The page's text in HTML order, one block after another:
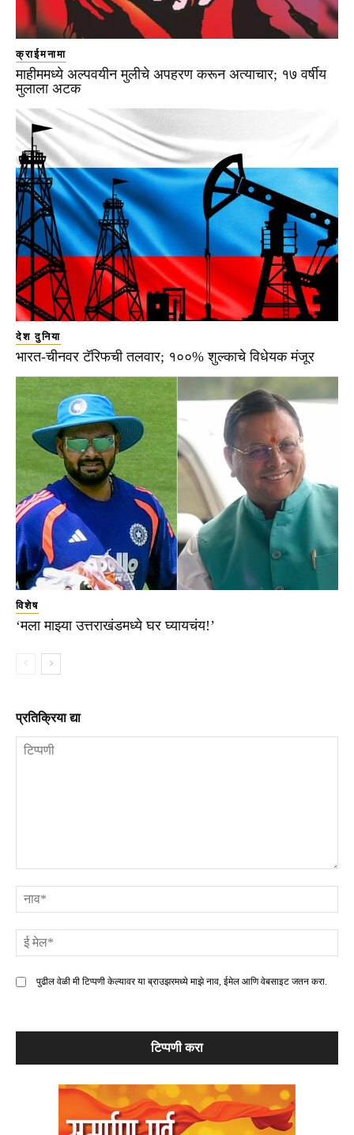
क्राईमनामा
माहीममध्ये अल्पवयीन मुलीचे अपहरण करून अत्याचार; १७ वर्षीय
मुलाला अटक
देश दुनिया
भारत-चीनवर टॅरिफची तलवार; १००% शुल्काचे विधेयक मंजूर
विशेष
‘मला माझ्या उत्तराखंडमध्ये घर घ्यायचंय!’
प्रतिक्रिया द्या
पुढील वेळी मी टिप्पणी केल्यावर या ब्राउझरमध्ये माझे नाव, ईमेल आणि वेबसाइट जतन करा.